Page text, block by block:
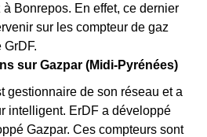
Bonrepos. En effet, ce dernier
sur les compteur de gaz
sur Gazpar (Midi-Pyrénées)
gestionnaire de son réseau et a
intelligent. ErDF a développé
Gazpar. Ces compteurs sont